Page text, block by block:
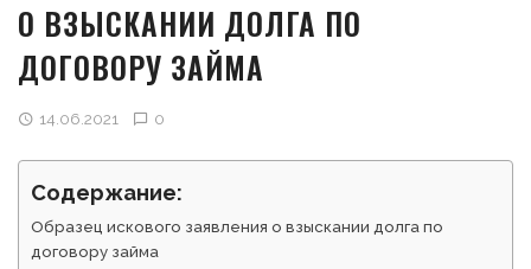
О ВЗЫСКАНИИ ДОЛГА ПО
ДОГОВОРУ ЗАЙМА
14.06.2021 0
Содержание:
Образец искового заявления о взыскании долга по
договору займа